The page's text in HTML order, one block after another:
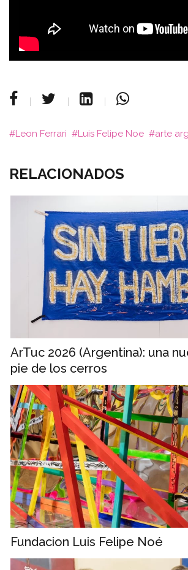
Leon Ferrari Luis Felipe Noe arte
RELACIONADOS
ArTuc 2026 (Argentina): una
pie de los cerros
Fundacion Luis Felipe Noé